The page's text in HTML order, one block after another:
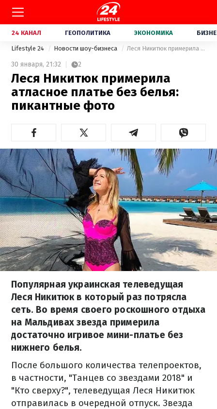
24 КАНАЛ ГЕОПОЛИТИКА ЭКОНОМИКА
Lifestyle 24 Новости шоу-бизнеса Леся Никитюк примерила атласное платье без белья: пикантные фото
30 января, 21:32 2
Леся Никитюк примерила
атласное платье без белья:
пикантные фото
Популярная украинская телеведущая
Леся Никитюк в который раз потрясла
сеть. Во время своего роскошного отдыха
на Мальдивах звезда примерила
достаточно игривое мини-платье без
нижнего белья.
После большого количества телепроектов,
в частности, "Танцев со звездами 2018" и
"Кто сверху?", телеведущая Леся Никитюк
отправилась в очередной отпуск. Звезда